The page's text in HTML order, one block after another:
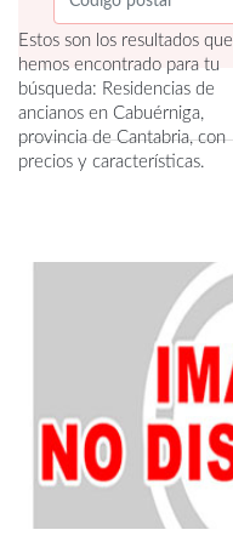
Estos son los resultados que
hemos encontrado para tu
búsqueda: Residencias de
ancianos en Cabuérniga,
provincia de Cantabria, con
precios y características.